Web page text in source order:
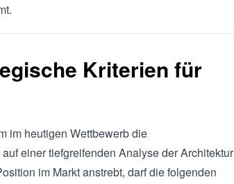
Kriterien für
im heutigen Wettbewerb die
einer tiefgreifenden Analyse der Architektur
im Markt anstrebt, darf die folgenden